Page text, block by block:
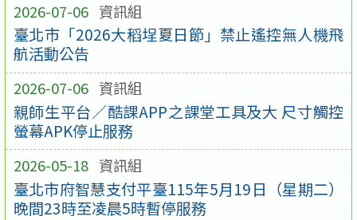
2026-07-06 資訊組
臺北市「2026大稻埕夏日節」禁止遙控無人機飛
航活動公告
2026-07-06 資訊組
親師生平台／酷課APP之課堂工具及大 尺寸觸控
螢幕APK停止服務
2026-05-18 資訊組
臺北市府智慧支付平臺115年5月19日（星期二）
晚間23時至凌晨5時暫停服務